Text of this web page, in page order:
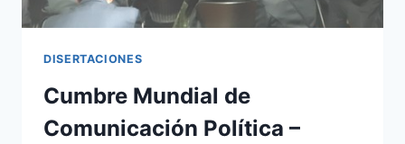
DISERTACIONES
Cumbre Mundial de
Comunicación Política –